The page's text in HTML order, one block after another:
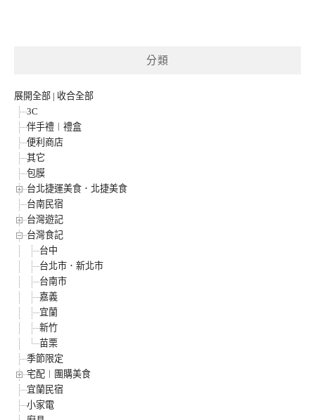
分類
展開全部 | 收合全部
3C
伴手禮︱禮盒
便利商店
其它
包膜
台北捷運美食．北捷美食
台南民宿
台灣遊記
台灣食記
台中
台北市．新北市
台南市
嘉義
宜蘭
新竹
苗栗
季節限定
宅配︱團購美食
宜蘭民宿
小家電